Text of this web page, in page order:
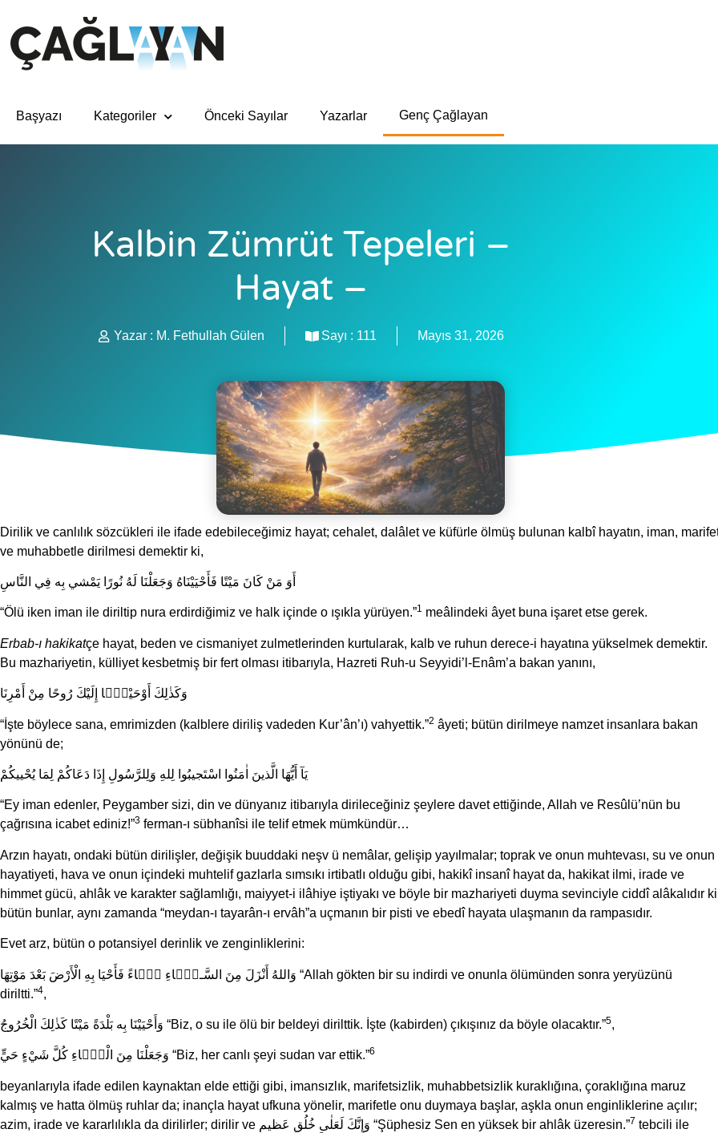
Başyazı Kategoriler Önceki Sayılar Yazarlar Genç Çağlayan
Kalbin Zümrüt Tepeleri –
Hayat –
Yazar : M. Fethullah Gülen Sayı : 111 Mayıs 31, 2026
Dirilik ve canlılık sözcükleri ile ifade edebileceğimiz hayat; cehalet, dalâlet ve küfürle ölmüş bulunan kalbî hayatın, iman,
ve muhabbetle dirilmesi demektir ki,
أَوَ مَنْ كَانَ مَيْتًا فَأَحْيَيْنَاهُ وَجَعَلْنَا لَهُ نُورًا يَمْشي بِه فِي النَّاسِ
“Ölü iken iman ile diriltip nura erdirdiğimiz ve halk içinde o ışıkla yürüyen.”1 meâlindeki âyet buna işaret etse gerek.
Erbab-ı hakikatçe hayat, beden ve cismaniyet zulmetlerinden kurtularak, kalb ve ruhun derece-i hayatına yükselmek demektir.
Bu mazhariyetin, külliyet kesbetmiş bir fert olması itibarıyla, Hazreti Ruh-u Seyyidi’l-Enâm’a bakan yanını,
وَكَذٰلِكَ أَوْحَيْنَۤا إِلَيْكَ رُوحًا مِنْ أَمْرِنَا
“İşte böylece sana, emrimizden (kalblere diriliş vadeden Kur’ân’ı) vahyettik.”2 âyeti; bütün dirilmeye namzet insanlara bakan
yönünü de;
يَآ أَيُّهَا الَّذينَ اٰمَنُوا اسْتَجيبُوا لِلهِ وَلِلرَّسُولِ إِذَا دَعَاكُمْ لِمَا يُحْييكُمْ
“Ey iman edenler, Peygamber sizi, din ve dünyanız itibarıyla dirileceğiniz şeylere davet ettiğinde, Allah ve Resûlü’nün bu
çağrısına icabet ediniz!”3 ferman-ı sübhanîsi ile telif etmek mümkündür…
Arzın hayatı, ondaki bütün dirilişler, değişik buuddaki neşv ü nemâlar, gelişip yayılmalar; toprak ve onun muhtevası, su ve onun
hayatiyeti, hava ve onun içindeki muhtelif gazlarla sımsıkı irtibatlı olduğu gibi, hakikî insanî hayat da, hakikat ilmi, irade ve
himmet gücü, ahlâk ve karakter sağlamlığı, maiyyet-i ilâhiye iştiyakı ve böyle bir mazhariyeti duyma sevinciyle ciddî alâkalıdır ki
bütün bunlar, aynı zamanda “meydan-ı tayarân-ı ervâh”a uçmanın bir pisti ve ebedî hayata ulaşmanın da rampasıdır.
Evet arz, bütün o potansiyel derinlik ve zenginliklerini:
وَاللهُ أَنْزَلَ مِنَ السَّـمَۤاءِ مَۤاءً فَأَحْيَا بِهِ الْأَرْضَ بَعْدَ مَوْتِهَا “Allah gökten bir su indirdi ve onunla ölümünden sonra yeryüzünü
diriltti.”4,
وَأَحْيَيْنَا بِه بَلْدَةً مَيْتًا كَذٰلِكَ الْخُرُوجُ “Biz, o su ile ölü bir beldeyi dirilttik. İşte (kabirden) çıkışınız da böyle olacaktır.”5,
وَجَعَلْنَا مِنَ الْمَۤاءِ كُلَّ شَيْءٍ حَيٍّ “Biz, her canlı şeyi sudan var ettik.”6
beyanlarıyla ifade edilen kaynaktan elde ettiği gibi, imansızlık, marifetsizlik, muhabbetsizlik kuraklığına, çoraklığına maruz
kalmış ve hatta ölmüş ruhlar da; inançla hayat ufkuna yönelir, marifetle onu duymaya başlar, aşkla onun enginliklerine açılır;
azim, irade ve kararlılıkla da dirilirler; dirilir ve وَإِنَّكَ لَعَلٰى خُلُقٍ عَظيمٍ “Şüphesiz Sen en yüksek bir ahlâk üzeresin.”7 tebcili ile